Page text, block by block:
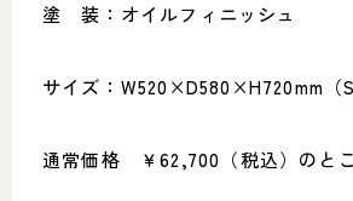
塗 装：オイルフィニッシュ
サイズ：W520×D580×H720mm（
通常価格 ￥62,700（税込）のと